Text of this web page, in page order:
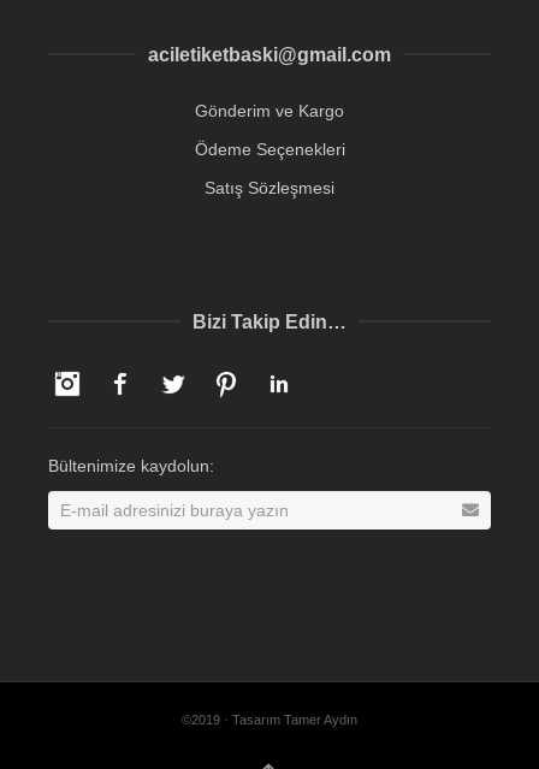
aciletiketbaski@gmail.com
Gönderim ve Kargo
Ödeme Seçenekleri
Satış Sözleşmesi
Bizi Takip Edin…
InstagramFacebookTwitter Pinterest
Bültenimize kaydolun:
©2019 · Tasarım Tamer Aydın